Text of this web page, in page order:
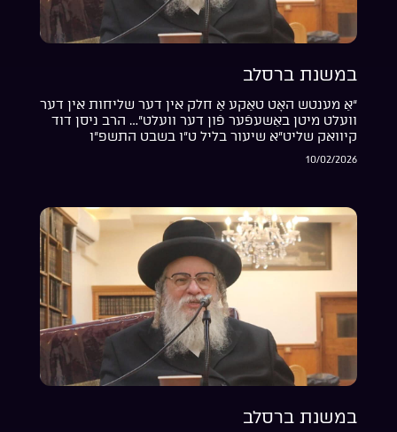
במשנת ברסלב
“אַ מענטש האָט טאַקע אַ חלק אין דער שליחות אין דער
וועלט מיטן באַשעפֿער פֿון דער וועלט”… הרב ניסן דוד
קיוואק שליט”א שיעור בליל ט”ו בשבט התשפ”ו
10/02/2026
במשנת ברסלב